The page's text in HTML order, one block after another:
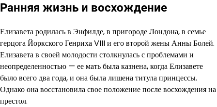
Ранняя жизнь и восхождение
Елизавета родилась в Энфилде, в пригороде Лондона, в семье
герцога Йоркского Генриха VIII и его второй жены Анны Болей.
Елизавета в своей молодости столкнулась с проблемами и
неопределенностью — ее мать была казнена, когда Елизавете
было всего два года, и она была лишена титула принцессы.
Однако она восстановила свое положение после восхождения на
престол.